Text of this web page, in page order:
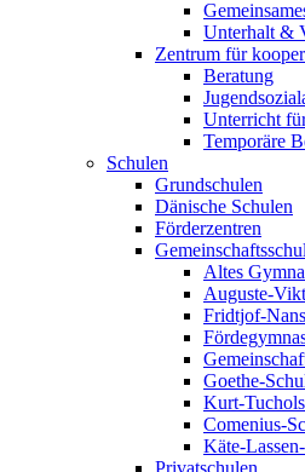
Unterhalt &
Zentrum für
Beratung
Unterricht
Temporäre
Schulen
Grundschulen
Dänische Schulen
Förderzentren
Altes
Auguste-
Fridtjof-
Goethe-
Kurt-
Comenius-
Käte-
Privatschulen